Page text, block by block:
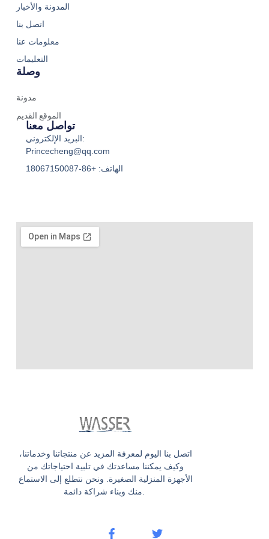
اتصل بنا اليوم لمعرفة المزيد عن منتجاتنا وخدماتنا،
وكيف يمكننا مساعدتك في تلبية احتياجاتك من
الأجهزة المنزلية الصغيرة. ونحن نتطلع إلى الاستماع
منك وبناء شراكة دائمة.
المدونة والأخبار
اتصل بنا
معلومات عنا
التعليمات
وصلة
مدونة
الموقع القديم
تواصل معنا
البريد الإلكتروني:
Princecheng@qq.com